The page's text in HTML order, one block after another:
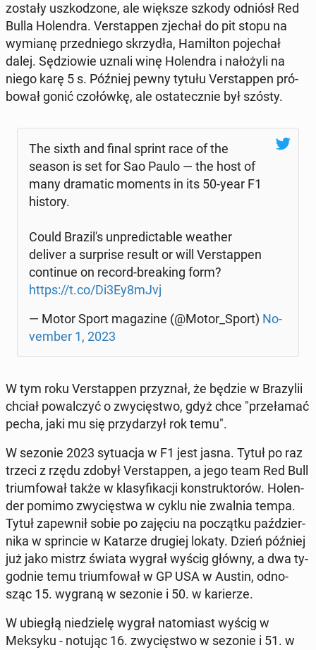
zostały uszko­dzo­ne, ale większe szkody odniósł Red
Bulla Ho­len­dra. Ver­stap­pen zjechał do pit stopu na
wymianę przed­nie­go skrzy­dła, Ha­mil­ton po­je­chał
dalej. Sę­dzio­wie uznali winę Ho­len­dra i na­ło­ży­li na
niego karę 5 s. Później pewny tytułu Ver­stap­pen pró­
bo­wał gonić czo­łów­kę, ale osta­tecz­nie był szósty.
The sixth and final sprint race of the
season is set for Sao Paulo — the host of
many dra­ma­tic moments in its 50-year F1
history.
Could Bra­zi­l's unpre­dic­ta­ble weather
deliver a sur­pri­se result or will Ver­stap­pen
con­ti­nue on record-bre­aking form?
https://t.co/Di3Ey8mJvj
— Motor Sport ma­ga­zi­ne (@Motor_Sport) No­
vem­ber 1, 2023
W tym roku Ver­stap­pen przy­znał, że będzie w Bra­zy­lii
chciał po­wal­czyć o zwy­cię­stwo, gdyż chce "prze­ła­mać
pecha, jaki mu się przy­da­rzył rok temu".
W sezonie 2023 sy­tu­acja w F1 jest jasna. Tytuł po raz
trzeci z rzędu zdobył Ver­stap­pen, a jego team Red Bull
trium­fo­wał także w kla­sy­fi­ka­cji kon­struk­to­rów. Ho­len­
der pomimo zwy­cię­stwa w cyklu nie zwalnia tempa.
Tytuł za­pew­nił sobie po zajęciu na po­cząt­ku paź­dzier­
ni­ka w sprin­cie w Katarze drugiej lokaty. Dzień później
już jako mistrz świata wygrał wyścig główny, a dwa ty­
go­dnie temu trium­fo­wał w GP USA w Austin, od­no­
sząc 15. wygraną w sezonie i 50. w ka­rie­rze.
W ubiegłą nie­dzie­lę wygrał na­to­miast wyścig w
Meksyku - notując 16. zwy­cię­stwo w sezonie i 51. w